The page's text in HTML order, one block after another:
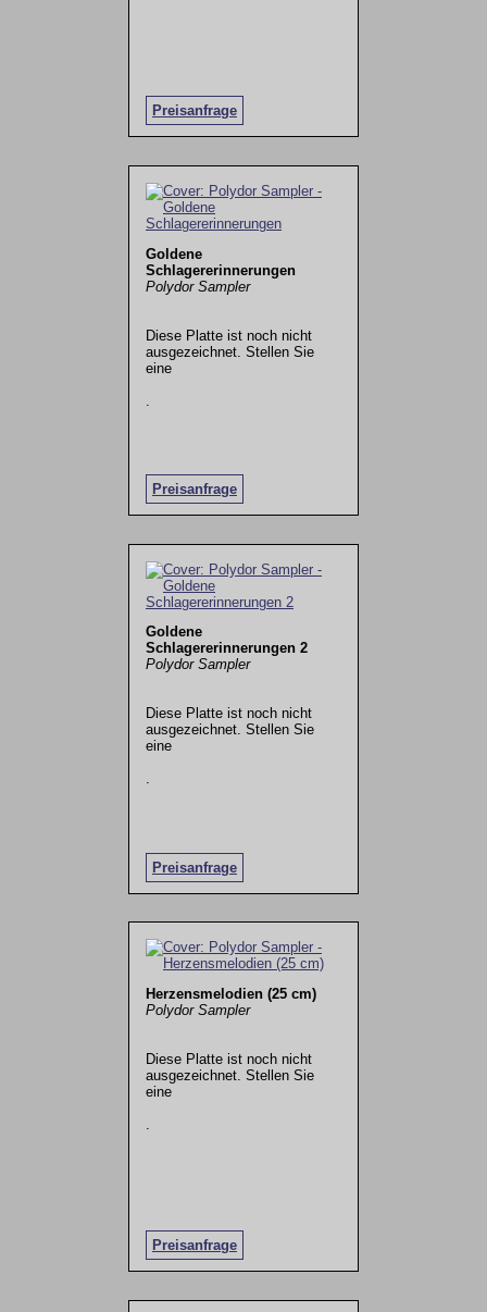
Preisanfrage
Goldene
Schlagererinnerungen
Polydor Sampler
Diese Platte ist noch nicht
ausgezeichnet. Stellen Sie
eine
Preisanfrage
Goldene
Schlagererinnerungen 2
Polydor Sampler
Diese Platte ist noch nicht
ausgezeichnet. Stellen Sie
eine
Preisanfrage
.
Herzensmelodien (25 cm)
Polydor Sampler
Diese Platte ist noch nicht
ausgezeichnet. Stellen Sie
eine
Preisanfrage